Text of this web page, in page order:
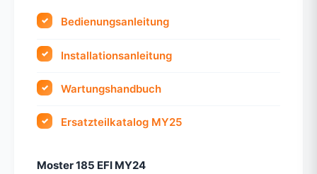
Bedienungsanleitung
Installationsanleitung
Wartungshandbuch
Ersatzteilkatalog MY25
Moster 185 EFI MY24